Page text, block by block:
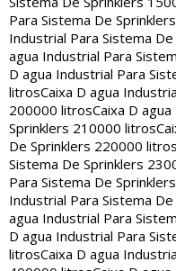
Para Sistema De
Industrial Para Sistema
agua Industrial Para
D agua Industrial Para
litrosCaixa D agua
200000 litrosCaixa D
Sprinklers 210000 litros
De Sprinklers 220000 litros
Sistema De Sprinklers
Para Sistema De
Industrial Para Sistema
agua Industrial Para
D agua Industrial Para
litrosCaixa D agua